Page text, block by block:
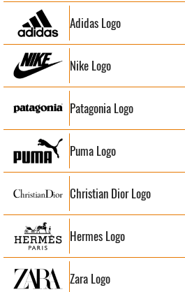
Adidas Logo
Nike Logo
Patagonia Logo
Puma Logo
Christian Dior Logo
Hermes Logo
Zara Logo